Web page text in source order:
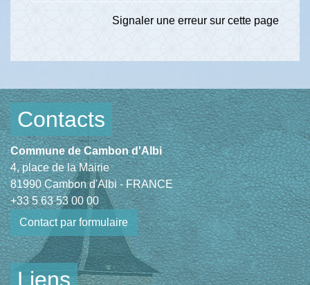
Signaler une erreur sur cette page
Contacts
Commune de Cambon d'Albi
4, place de la Mairie
81990 Cambon d'Albi - FRANCE
+33 5 63 53 00 00
Contact par formulaire
Liens